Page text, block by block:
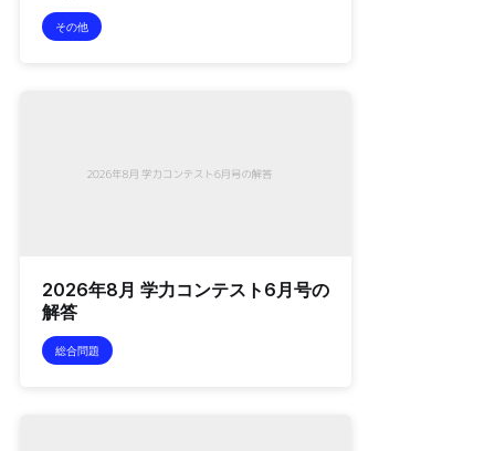
その他
2026年8月 学力コンテスト6月号の
解答
総合問題